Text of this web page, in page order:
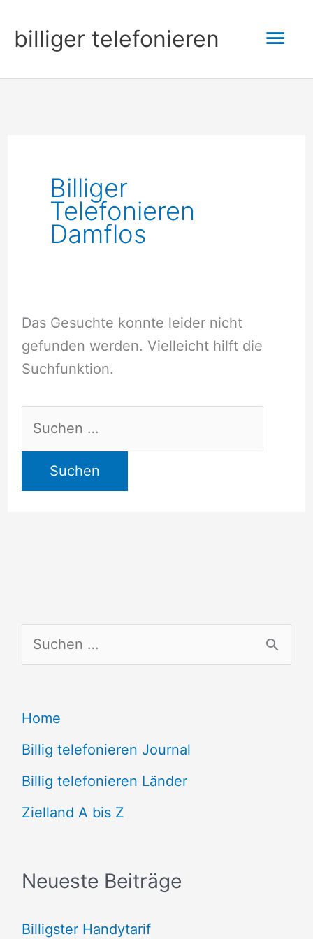
Inhalt
springen
billiger telefonieren
Billiger
Telefonieren
Damflos
Das Gesuchte konnte leider nicht
gefunden werden. Vielleicht hilft die
Suchfunktion.
nach:
u
h
e
n
n
h
Home
Billig telefonieren Journal
Billig telefonieren Länder
Zielland A bis Z
Neueste Beiträge
Billigster Handytarif